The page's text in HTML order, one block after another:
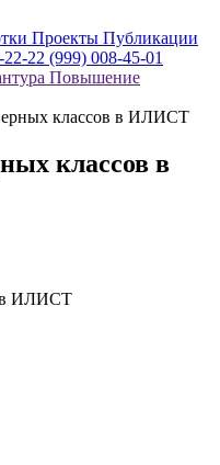
Проекты Публикации
22 (999) 008-45-01
Повышение
классов в ИЛИСТ
классов в
в ИЛИСТ